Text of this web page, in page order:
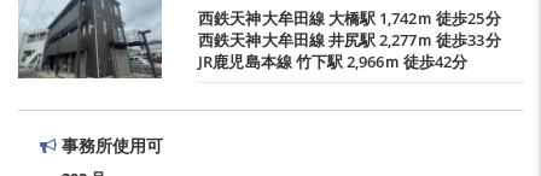
西鉄天神大牟田線大橋駅1,742ｍ 徒歩25分
西鉄天神大牟田線井尻駅2,277ｍ 徒歩33分
JR鹿児島本線竹下駅2,966ｍ 徒歩42分
事務所使用可